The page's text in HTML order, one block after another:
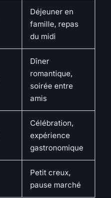
Déjeuner en
famille, repas
du midi
Dîner
romantique,
soirée entre
amis
Célébration,
expérience
gastronomique
Petit creux,
pause marché